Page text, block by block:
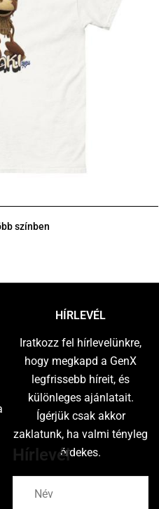
színben
HÍRLEVÉL
Iratkozz fel hírlevelünkre,
hogy megkapd a GenX
legfrissebb híreit, és
különleges ajánlatait.
Ígérjük csak akkor
zaklatunk, ha valmi tényleg
érdekes.
Hírlevél